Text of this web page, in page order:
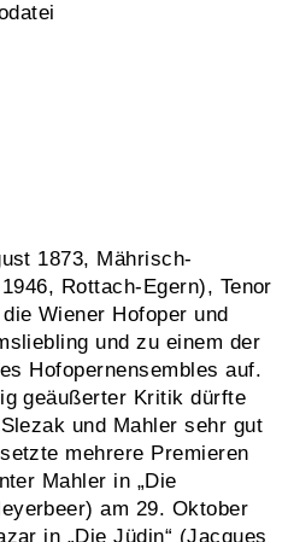
1873, Mährisch-
Rottach-Egern), Tenor
Wiener Hofoper und
und zu einem der
Hofopernensembles auf.
geäußerter Kritik dürfte
und Mahler sehr gut
mehrere Premieren
Mahler in „Die
am 29. Oktober
in „Die Jüdin“ (Jacques